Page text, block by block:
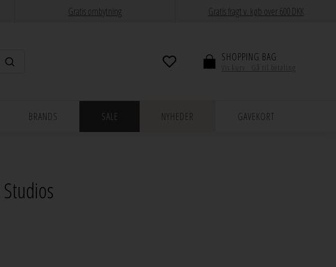
Gratis ombytning Gratis fragt v. køb over 600 DKK
SHOPPING BAG
BRANDS SALE NYHEDER GAVEKORT